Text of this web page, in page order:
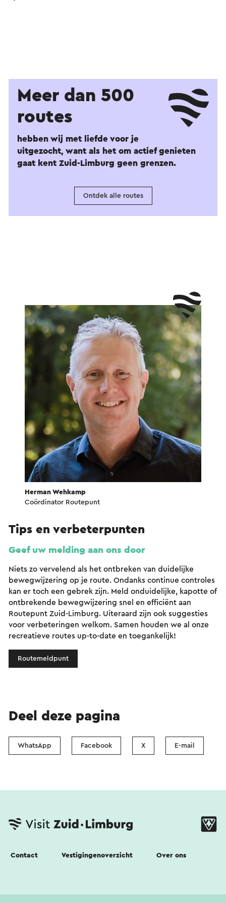
Meer dan 500
routes
hebben wij met liefde voor je
uitgezocht, want als het om actief genieten
gaat kent Zuid-Limburg geen grenzen.
Ontdek alle routes
Herman Wehkamp
Coördinator Routepunt
Tips en verbeterpunten
Geef uw melding aan ons door
Niets zo vervelend als het ontbreken van duidelijke
bewegwijzering op je route. Ondanks continue controles
kan er toch een gebrek zijn. Meld onduidelijke, kapotte of
ontbrekende bewegwijzering snel en efficiënt aan
Routepunt Zuid-Limburg. Uiteraard zijn ook suggesties
voor verbeteringen welkom. Samen houden we al onze
recreatieve routes up-to-date en toegankelijk!
Routemeldpunt
Deel deze pagina
WhatsApp Facebook X E-mail
Contact Vestigingenoverzicht Over ons